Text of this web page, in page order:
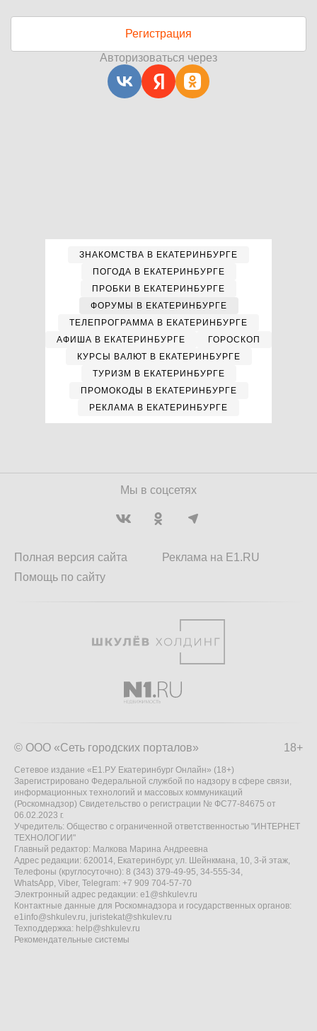
Регистрация
Авторизоваться через
ЗНАКОМСТВА В ЕКАТЕРИНБУРГЕ
ПОГОДА В ЕКАТЕРИНБУРГЕ
ПРОБКИ В ЕКАТЕРИНБУРГЕ
ФОРУМЫ В ЕКАТЕРИНБУРГЕ
ТЕЛЕПРОГРАММА В ЕКАТЕРИНБУРГЕ
АФИША В ЕКАТЕРИНБУРГЕ
ГОРОСКОП
КУРСЫ ВАЛЮТ В ЕКАТЕРИНБУРГЕ
ТУРИЗМ В ЕКАТЕРИНБУРГЕ
ПРОМОКОДЫ В ЕКАТЕРИНБУРГЕ
РЕКЛАМА В ЕКАТЕРИНБУРГЕ
Мы в соцсетях
Полная версия сайта
Помощь по сайту
Реклама на E1.RU
18+
© ООО «Сеть городских порталов»
Сетевое издание «Е1.РУ Екатеринбург Онлайн» (18+)
Зарегистрировано Федеральной службой по надзору в сфере связи,
информационных технологий и массовых коммуникаций
(Роскомнадзор) Свидетельство о регистрации № ФС77-84675 от
06.02.2023 г.
Учредитель: Общество с ограниченной ответственностью "ИНТЕРНЕТ
ТЕХНОЛОГИИ"
Главный редактор: Малкова Марина Андреевна
Адрес редакции: 620014, Екатеринбург, ул. Шейнкмана, 10, 3-й этаж,
Телефоны (круглосуточно): 8 (343) 379-49-95, 34-555-34,
WhatsApp, Viber, Telegram: +7 909 704-57-70
Электронный адрес редакции: e1@shkulev.ru
Контактные данные для Роскомнадзора и государственных органов:
e1info@shkulev.ru, juristekat@shkulev.ru
Техподдержка: help@shkulev.ru
Рекомендательные системы